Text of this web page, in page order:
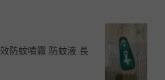
防蚊噴霧 防蚊液 長